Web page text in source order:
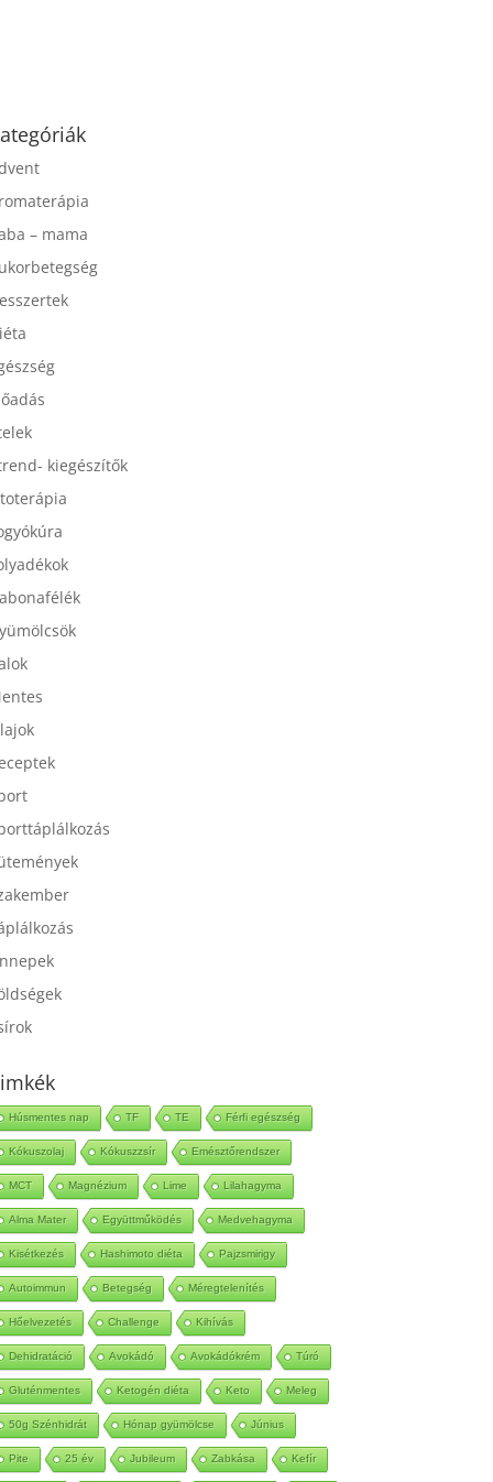
Kategóriák
Húsmentes nap TF TE Férfi egészség
Kókuszolaj Kókuszzsír Emésztőrendszer
MCT Magnézium Lime Lilahagyma
Alma Mater Együttműködés Medvehagyma
Kisétkezés Hashimoto diéta Pajzsmirigy
Autoimmun Betegség Méregtelenítés
Hőelvezetés Challenge Kihívás
Dehidratáció Avokádó Avokádókrém Túró
Gluténmentes Ketogén diéta Keto Meleg
50g Szénhidrát Hónap gyümölcse Június
Pite 25 év Jubileum Zabkása Kefír